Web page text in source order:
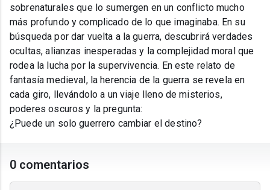
sobrenaturales que lo sumergen en un conflicto mucho
más profundo y complicado de lo que imaginaba. En su
búsqueda por dar vuelta a la guerra, descubrirá verdades
ocultas, alianzas inesperadas y la complejidad moral que
rodea la lucha por la supervivencia. En este relato de
fantasía medieval, la herencia de la guerra se revela en
cada giro, llevándolo a un viaje lleno de misterios,
poderes oscuros y la pregunta:
¿Puede un solo guerrero cambiar el destino?
0 comentarios